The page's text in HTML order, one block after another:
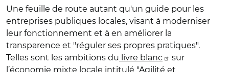
Une feuille de route autant qu'un guide pour les
entreprises publiques locales, visant à moderniser
leur fonctionnement et à en améliorer la
transparence et "réguler ses propres pratiques".
Telles sont les ambitions du livre blanc
sur
l’économie mixte locale intitulé "Agilité et